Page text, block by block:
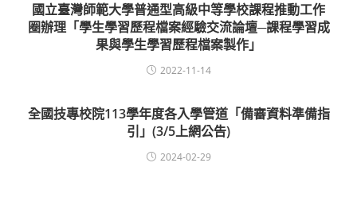
國立臺灣師範大學普通型高級中等學校課程推動工作
圈辦理「學生學習歷程檔案經驗交流論壇─課程學習成
果與學生學習歷程檔案製作」
2022-11-14
全國技專校院113學年度各入學管道「備審資料準備指
引」(3/5上網公告)
2024-02-29